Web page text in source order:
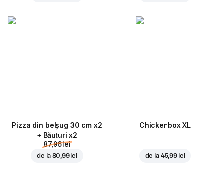
Pizza din belșug 30 cm x2
+ Băuturi x2
87,96 lei
de la80,99 lei
Chickenbox XL
de la 45,99 lei